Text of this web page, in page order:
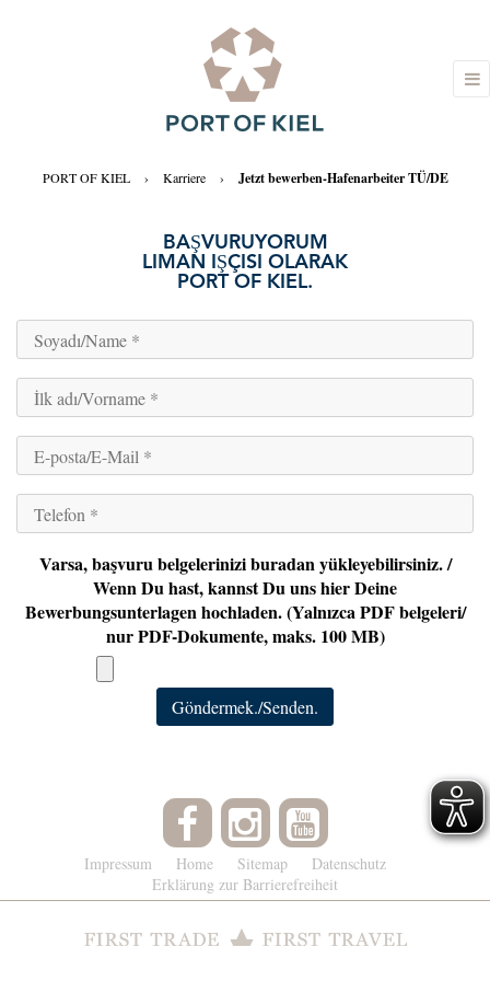
PORT OF KIEL › Karriere › Jetzt bewerben-Hafenarbeiter TÜ/DE
BAŞVURUYORUM
LIMAN IŞÇISI OLARAK
PORT OF KIEL.
Varsa, başvuru belgelerinizi buradan yükleyebilirsiniz. /
Wenn Du hast, kannst Du uns hier Deine
Bewerbungsunterlagen hochladen. (Yalnızca PDF belgeleri/
nur PDF-Dokumente, maks. 100 MB)
Göndermek./Senden.
Impressum Home Sitemap
Datenschutz
Erklärung zur Barrierefreiheit